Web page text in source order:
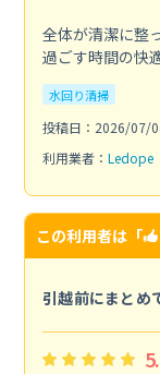
全体が清潔に整
過ごす時間の快
水回り清掃
投稿日：2026/07/
利用業者： Ledope
この利用者は「
引越前にまとめ